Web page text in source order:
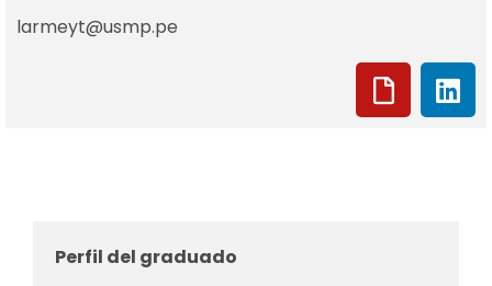
larmeyt@usmp.pe
Perfil del graduado